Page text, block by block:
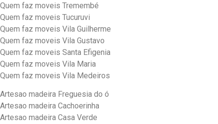
Quem faz moveis Tremembé
Quem faz moveis Tucuruvi
Quem faz moveis Vila Guilherme
Quem faz moveis Vila Gustavo
Quem faz moveis Santa Efigenia
Quem faz moveis Vila Maria
Quem faz moveis Vila Medeiros
Artesao madeira Freguesia do ó
Artesao madeira Cachoerinha
Artesao madeira Casa Verde